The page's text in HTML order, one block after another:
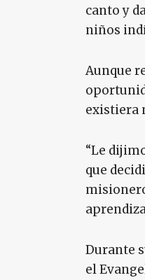
canto y
niños
Aunque
existiera
“Le
que
Durante
el